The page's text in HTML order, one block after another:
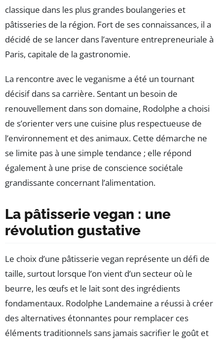
classique dans les plus grandes boulangeries et
pâtisseries de la région. Fort de ses connaissances, il a
décidé de se lancer dans l’aventure entrepreneuriale à
Paris, capitale de la gastronomie.
La rencontre avec le veganisme a été un tournant
décisif dans sa carrière. Sentant un besoin de
renouvellement dans son domaine, Rodolphe a choisi
de s’orienter vers une cuisine plus respectueuse de
l’environnement et des animaux. Cette démarche ne
se limite pas à une simple tendance ; elle répond
également à une prise de conscience sociétale
grandissante concernant l’alimentation.
La pâtisserie vegan : une
révolution gustative
Le choix d’une pâtisserie vegan représente un défi de
taille, surtout lorsque l’on vient d’un secteur où le
beurre, les œufs et le lait sont des ingrédients
fondamentaux. Rodolphe Landemaine a réussi à créer
des alternatives étonnantes pour remplacer ces
éléments traditionnels sans jamais sacrifier le goût et